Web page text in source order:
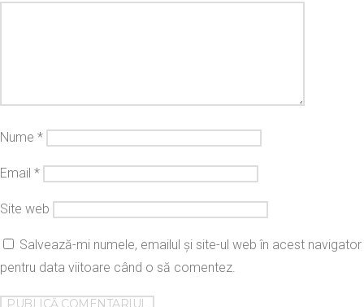
Nume *
Email *
Site web
Salvează-mi numele, emailul și site-ul web în acest navigator
pentru data viitoare când o să comentez.